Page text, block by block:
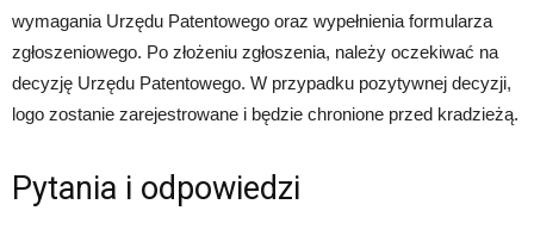
wymagania Urzędu Patentowego oraz wypełnienia formularza
zgłoszeniowego. Po złożeniu zgłoszenia, należy oczekiwać na
decyzję Urzędu Patentowego. W przypadku pozytywnej decyzji,
logo zostanie zarejestrowane i będzie chronione przed kradzieżą.
Pytania i odpowiedzi